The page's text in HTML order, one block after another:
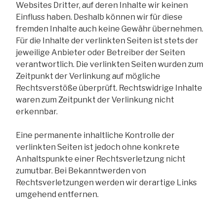
Websites Dritter, auf deren Inhalte wir keinen
Einfluss haben. Deshalb können wir für diese
fremden Inhalte auch keine Gewähr übernehmen.
Für die Inhalte der verlinkten Seiten ist stets der
jeweilige Anbieter oder Betreiber der Seiten
verantwortlich. Die verlinkten Seiten wurden zum
Zeitpunkt der Verlinkung auf mögliche
Rechtsverstöße überprüft. Rechtswidrige Inhalte
waren zum Zeitpunkt der Verlinkung nicht
erkennbar.
Eine permanente inhaltliche Kontrolle der
verlinkten Seiten ist jedoch ohne konkrete
Anhaltspunkte einer Rechtsverletzung nicht
zumutbar. Bei Bekanntwerden von
Rechtsverletzungen werden wir derartige Links
umgehend entfernen.